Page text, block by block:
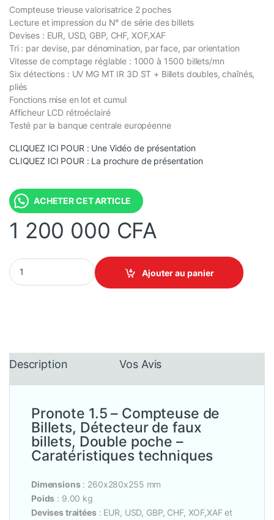
Compteuse trieuse valorisatrice 2 poches
Lecture et impression du N° de série des billets
Devises : EUR, USD, GBP, CHF, XOF,XAF
Tri : par devise, par dénomination, par face, par orientation
Vitesse de comptage réglable : 1000 à 1500 billets/mn
Six détections : UV MG MT IR 3D ST + Billets doubles, chaînés,
pliés
Fonctions mise en lot et cumul
Afficheur LCD rétroéclairé
Testé par la banque centrale européenne
CLIQUEZ ICI POUR : Une Vidéo de présentation
CLIQUEZ ICI POUR : La prochure de présentation
ACHETER CET ARTICLE
1 200 000 CFA
Pronote 1.5 - Compteuse de Billets, Détecteur de faux billets,
Ajouter au panier
Description Vos Avis
Pronote 1.5 – Compteuse de
Billets, Détecteur de faux
billets, Double poche –
Caratéristiques techniques
Dimensions: 260x280x255 mm
Poids : 9.00 kg
Devises traitées: EUR, USD, GBP, CHF, XOF,XAF et